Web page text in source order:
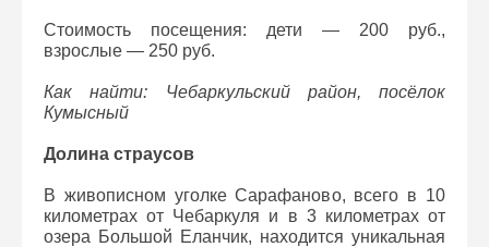
Стоимость посещения: дети — 200 руб.,
взрослые — 250 руб.
Как найти:
Чебаркульский район, посёлок
Кумысный
Долина страусов
В живописном уголке Сарафаново, всего в 10
километрах от Чебаркуля и в 3 километрах от
озера Большой Еланчик, находится уникальная